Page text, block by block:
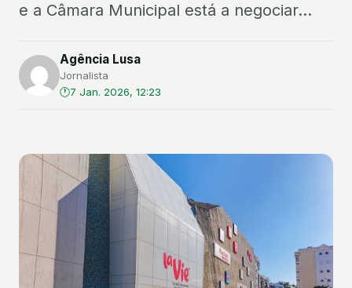
e a Câmara Municipal está a negociar...
Agência Lusa
Jornalista
7 Jan. 2026, 12:23